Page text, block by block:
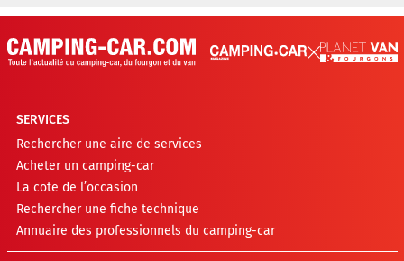
SERVICES
Rechercher une aire de services
Acheter un camping-car
La cote de l’occasion
Rechercher une fiche technique
Annuaire des professionnels du camping-car